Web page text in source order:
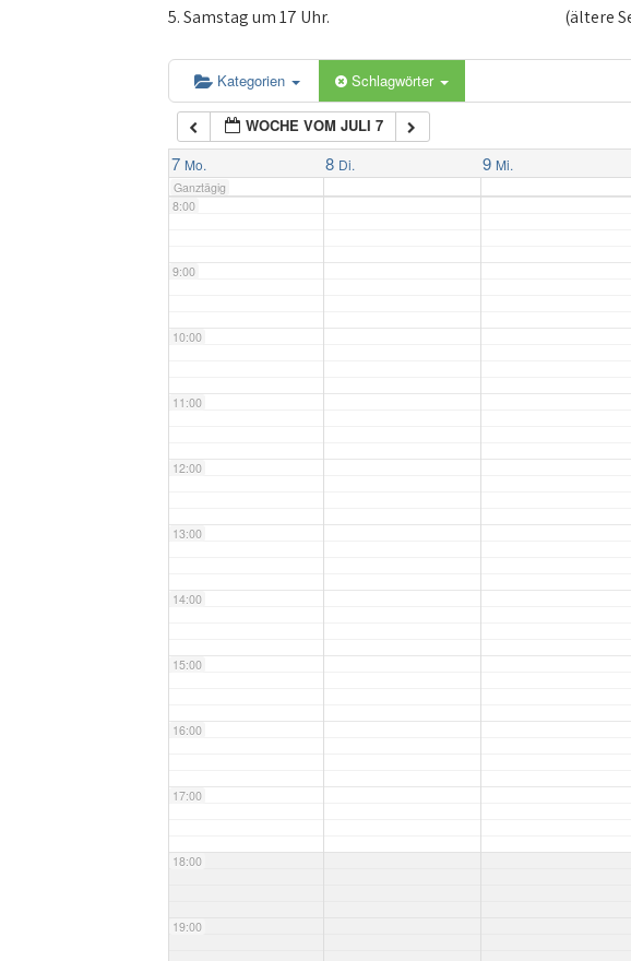
5. Samstag um 17 Uhr.
(ältere
Kategorien Schlagwörter
WOCHE VOM JULI 7
7 Mo. 8 Di. 9 Mi.
Ganztägig
5:00
6:00
7:00
8:00
9:00
10:00
11:00
12:00
13:00
14:00
15:00
16:00
17:00
18:00
19:00